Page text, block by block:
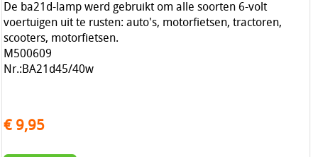
De ba21d-lamp werd gebruikt om alle soorten 6-volt
voertuigen uit te rusten: auto's, motorfietsen, tractoren,
scooters, motorfietsen.
M500609
Nr.:BA21d45/40w
€ 9,95